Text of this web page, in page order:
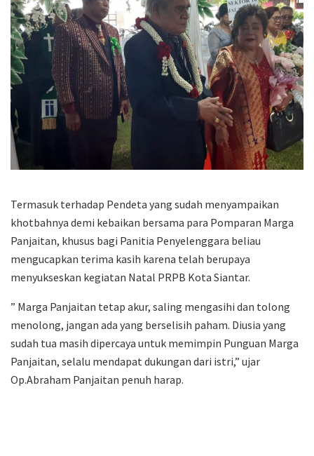
Termasuk terhadap Pendeta yang sudah menyampaikan
khotbahnya demi kebaikan bersama para Pomparan Marga
Panjaitan, khusus bagi Panitia Penyelenggara beliau
mengucapkan terima kasih karena telah berupaya
menyukseskan kegiatan Natal PRPB Kota Siantar.
” Marga Panjaitan tetap akur, saling mengasihi dan tolong
menolong, jangan ada yang berselisih paham. Diusia yang
sudah tua masih dipercaya untuk memimpin Punguan Marga
Panjaitan, selalu mendapat dukungan dari istri,” ujar
Op.Abraham Panjaitan penuh harap.